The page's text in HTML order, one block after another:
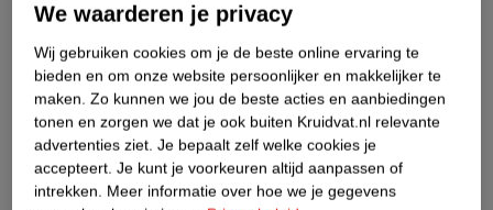
Productinformatie
Etiketinformatie
Nature Impact Score
We waarderen je privacy
Wij gebruiken cookies om je de beste online ervaring te
bieden en om onze website persoonlijker en makkelijker te
maken. Zo kunnen we jou de beste acties en aanbiedingen
tonen en zorgen we dat je ook buiten Kruidvat.nl relevante
advertenties ziet. Je bepaalt zelf welke cookies je
accepteert. Je kunt je voorkeuren altijd aanpassen of
intrekken. Meer informatie over hoe we je gegevens